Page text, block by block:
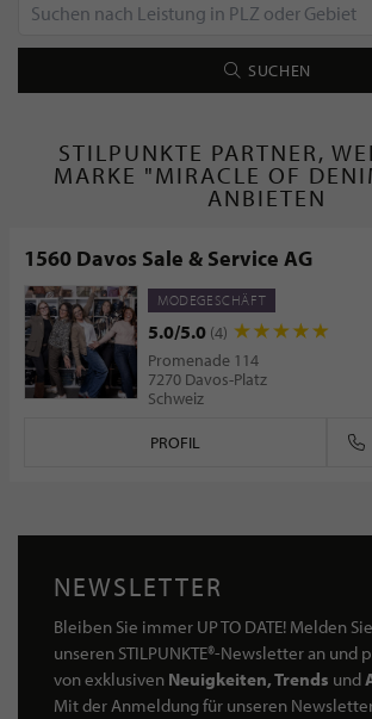
SUCHEN
STILPUNKTE PARTNER,
MARKE "MIRACLE OF
ANBIETEN
1560 Davos Sale & Service AG
MODEGESCHÄFT
5.0/5.0 (4)
Promenade 114
7270 Davos-Platz
Schweiz
PROFIL
NEWSLETTER
Bleiben Sie immer UP TO DATE! Melden
unseren STILPUNKTE®-Newsletter an und
von exklusiven Neuigkeiten, Trends und
Mit der Anmeldung für unseren